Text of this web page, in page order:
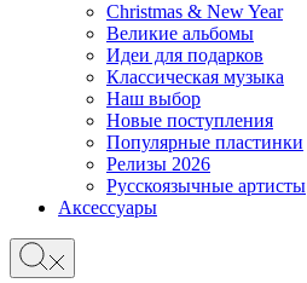
Christmas & New Year
Великие альбомы
Идеи для подарков
Классическая музыка
Наш выбор
Новые поступления
Популярные пластинки
Релизы 2026
Русскоязычные артисты
Аксессуары